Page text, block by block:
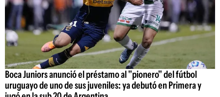
Boca Juniors anunció el préstamo al "pionero" del fútbol
uruguayo de uno de sus juveniles: ya debutó en Primera y